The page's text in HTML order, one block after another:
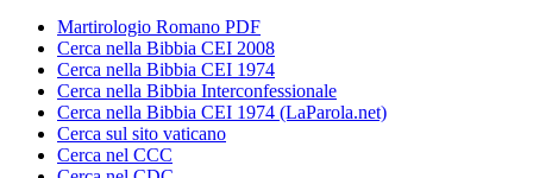
Martirologio Romano PDF
Cerca nella Bibbia CEI 2008
Cerca nella Bibbia CEI 1974
Cerca nella Bibbia Interconfessionale
Cerca nella Bibbia CEI 1974 (LaParola.net)
Cerca sul sito vaticano
Cerca nel CCC